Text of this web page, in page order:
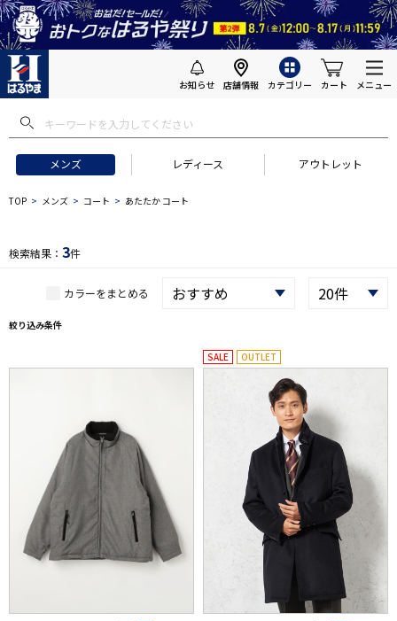
お知らせ 店舗情報 カテゴリー カート メニュー
メンズ レディース アウトレット
フトにおすすめ #セットアップ スーツ
TOP メンズ コート あたたか コート
検索結果： 3件
カラーをまとめる
絞り込み条件
SALE OUTLET